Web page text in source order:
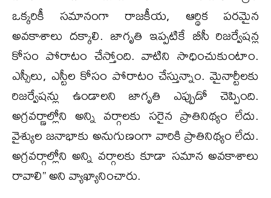
ఒక్కరికీ సమానంగా రాజకీయ, ఆర్థిక పరమైన
అవకాశాలు దక్కాలి. జాగృతి ఇప్పటికే బీసీ రిజర్వేషన్ల
కోసం పోరాటం చేస్తోంది. వాటిని సాధించుకుంటాం.
ఎస్సీలు, ఎస్టీల కోసం పోరాటం చేస్తున్నాం. మైనార్టీలకు
రిజర్వేషన్లు ఉండాలని జాగృతి ఎప్పుడో చెప్పింది.
అగ్రవర్ణాల్లోని అన్ని వర్గాలకు సరైన ప్రాతినిథ్యం లేదు.
వైశ్యుల జనాభాకు అనుగుణంగా వారికి ప్రాతినిథ్యం లేదు.
అగ్రవర్గాల్లోని అన్ని వర్గాలకు కూడా సమాన అవకాశాలు
రావాలి’’ అని వ్యాఖ్యానించారు.